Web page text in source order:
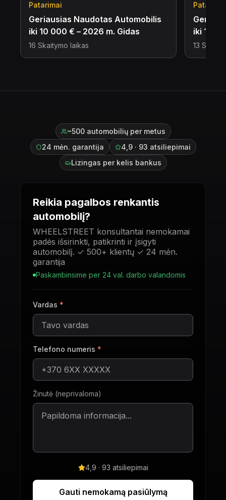
Patarimai
Geriausias Naudotas Automobilis
iki 10 000 € – 2026 m. Gidas
16 Skaitymo laikas
iki 15
13
~500 automobilių per metus
24 mėn. garantija
4,9 · 93 atsiliepimai
Lizingas per kelis bankus
Reikia pagalbos renkantis
automobilį?
WHEELSTREET konsultantai nemokamai
padės išsirinkti, patikrinti ir įsigyti
automobilį. ✓ 500+ klientų ✓ 24 mėn.
garantija
Paskambinsime per 24 val. darbo valandomis
Vardas *
Telefono numeris *
Žinutė (neprivaloma)
4,9 · 93 atsiliepimai
Gauti nemokamą pasiūlymą